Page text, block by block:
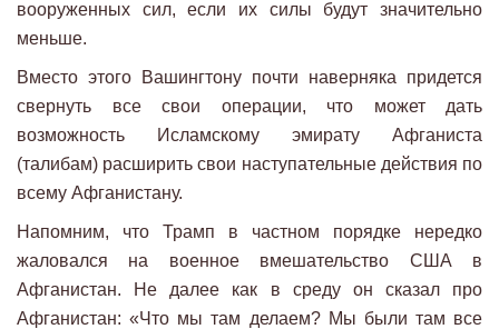
вооруженных сил, если их силы будут значительно
меньше.
Вместо этого Вашингтону почти наверняка придется
свернуть все свои операции, что может дать
возможность Исламскому эмирату Афганиста
(талибам) расширить свои наступательные действия по
всему Афганистану.
Напомним, что Трамп в частном порядке нередко
жаловался на военное вмешательство США в
Афганистан. Не далее как в среду он сказал про
Афганистан: «Что мы там делаем? Мы были там все